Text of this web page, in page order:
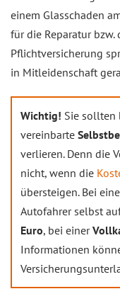
einem Glasschaden
für die Reparatur bzw.
Pflichtversicherung
in Mitleidenschaft
Wichtig! Sie sollten
vereinbarte
verlieren. Denn die
nicht, wenn die
übersteigen. Bei
Autofahrer selbst
Euro, bei einer
Informationen